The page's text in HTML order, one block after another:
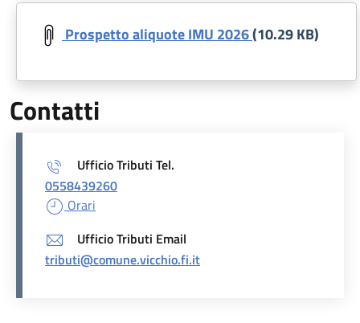
Document
Prospetto aliquote IMU 2026(10.29 KB)
Contatti
Ufficio Tributi Tel.
0558439260
Orari
Ufficio Tributi Email
tributi@comune.vicchio.fi.it